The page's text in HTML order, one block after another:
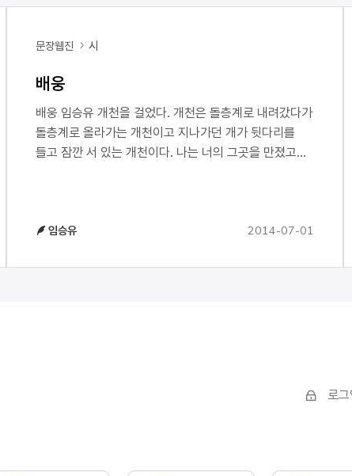
문장웹진 시
배웅
배웅 임승유 개천을 걸었다. 개천은 돌층계로 내려갔다가
돌층계로 올라가는 개천이고 지나가던 개가 뒷다리를
들고 잠깐 서 있는 개천이다. 나는 너의 그곳을 만졌고
끝나는지 몰랐지만 너를 보내기엔 개천만 한 곳도 없고
임승유 2014-07-01
로